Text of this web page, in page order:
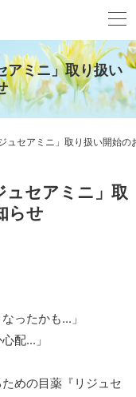
アミニ」取り扱い
ュセアミニ」取り扱い開始の
ュセアミニ」取
らせ
ったかも...」
配...」
めの目薬『リジュセ